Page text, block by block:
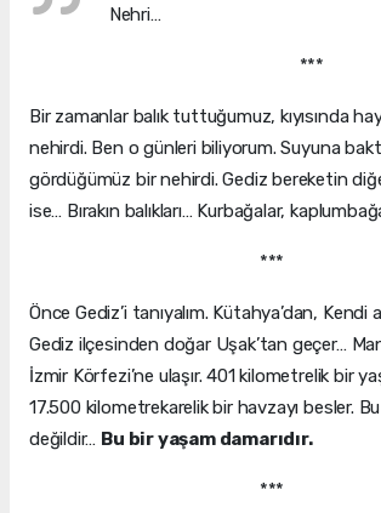
Nehri…
***
Bir zamanlar balık tuttuğumuz, kıyısında
nehirdi. Ben o günleri biliyorum. Suyuna
gördüğümüz bir nehirdi. Gediz bereketin
ise… Bırakın balıkları… Kurbağalar,
***
Önce Gediz’i tanıyalım. Kütahya’dan, Kendi
Gediz ilçesinden doğar Uşak’tan geçer…
İzmir Körfezi’ne ulaşır. 401 kilometrelik bir
17.500 kilometrekarelik bir havzayı besler.
değildir… Bu bir yaşam damarıdır.
***